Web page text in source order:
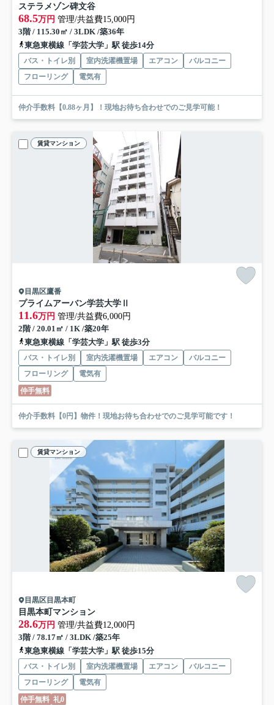
ステラメゾン碑文谷
68.5万円 管理/共益費15,000円
3階 / 115.30㎡ / 3LDK /築36年
東急東横線「学芸大学」駅 徒歩14分
バス・トイレ別 室内洗濯機置場 エアコン
バルコニー
フローリング
電気有
仲介手数料【0.88ヶ月】！現地お待ち合わせでのご見学可能！
賃貸マンション
目黒区鷹番
プライムアーバン学芸大学Ⅱ
11.6万円 管理/共益費6,000円
2階 / 20.01㎡ / 1K /築20年
東急東横線「学芸大学」駅 徒歩3分
バス・トイレ別 室内洗濯機置場 エアコン
バルコニー
フローリング
電気有
仲手無料
仲介手数料【0円】物件！現地お待ち合わせでのご見学可能です！
賃貸マンション
目黒区目黒本町
目黒本町マンション
28.6万円 管理/共益費12,000円
3階 / 78.17㎡ / 3LDK /築25年
東急東横線「学芸大学」駅 徒歩15分
バス・トイレ別 室内洗濯機置場 エアコン
バルコニー
フローリング
電気有
仲手無料 礼0